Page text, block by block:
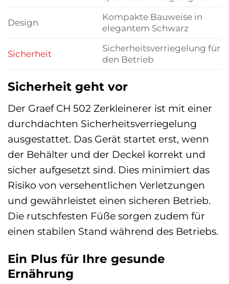
Design
Kompakte Bauweise in
elegantem Schwarz
Sicherheit
Sicherheitsverriegelung für
den Betrieb
Sicherheit geht vor
Der Graef CH 502 Zerkleinerer ist mit einer
durchdachten Sicherheitsverriegelung
ausgestattet. Das Gerät startet erst, wenn
der Behälter und der Deckel korrekt und
sicher aufgesetzt sind. Dies minimiert das
Risiko von versehentlichen Verletzungen
und gewährleistet einen sicheren Betrieb.
Die rutschfesten Füße sorgen zudem für
einen stabilen Stand während des Betriebs.
Ein Plus für Ihre gesunde
Ernährung